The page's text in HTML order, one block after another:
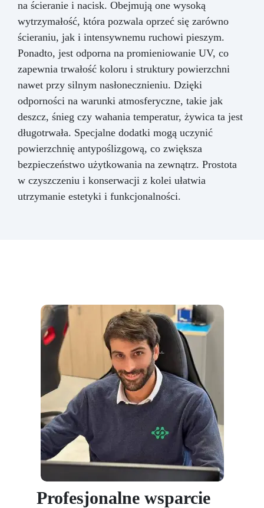
na ścieranie i nacisk. Obejmują one wysoką
wytrzymałość, która pozwala oprzeć się zarówno
ścieraniu, jak i intensywnemu ruchowi pieszym.
Ponadto, jest odporna na promieniowanie UV, co
zapewnia trwałość koloru i struktury powierzchni
nawet przy silnym nasłonecznieniu. Dzięki
odporności na warunki atmosferyczne, takie jak
deszcz, śnieg czy wahania temperatur, żywica ta jest
długotrwała. Specjalne dodatki mogą uczynić
powierzchnię antypoślizgową, co zwiększa
bezpieczeństwo użytkowania na zewnątrz. Prostota
w czyszczeniu i konserwacji z kolei ułatwia
utrzymanie estetyki i funkcjonalności.
Profesjonalne wsparcie